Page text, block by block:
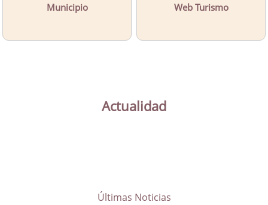
Municipio Web Turismo
Actualidad
Últimas Noticias